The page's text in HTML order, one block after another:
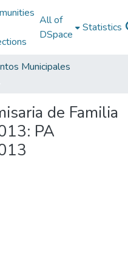
All of
DSpace
Statistics
Municipales
de Familia
PA